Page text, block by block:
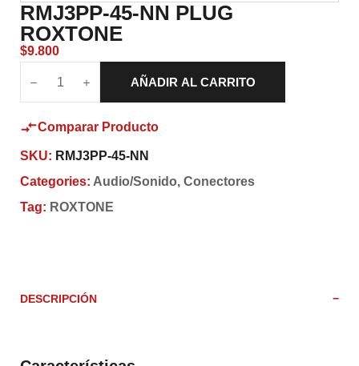
RMJ3PP-45-NN PLUG
ROXTONE
$9.800
AÑADIR AL CARRITO
Comparar Producto
SKU: RMJ3PP-45-NN
Categories: Audio/Sonido, Conectores
Tag: ROXTONE
DESCRIPCIÓN